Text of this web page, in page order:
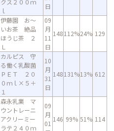
クス２００ｍ
ｌ
日
伊藤園 お～
いお茶 絶品
ほうじ茶 ２
Ｌ
09
月
11
日
148112%24% 129
カルピス 守
る働く乳酸菌
ＰＥＴ ２０
０ｍｌ×５＋
１
10
月
31
日
148131%13% 612
森永乳業 マ
ウントレーニ
アクリーミー
ラテ２４０ｍ
09
月
01
146 99% 51% 114